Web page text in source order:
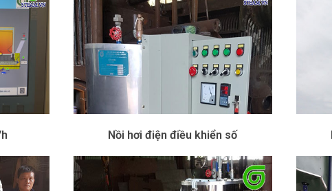
Nồi hơi điện điều khiển số